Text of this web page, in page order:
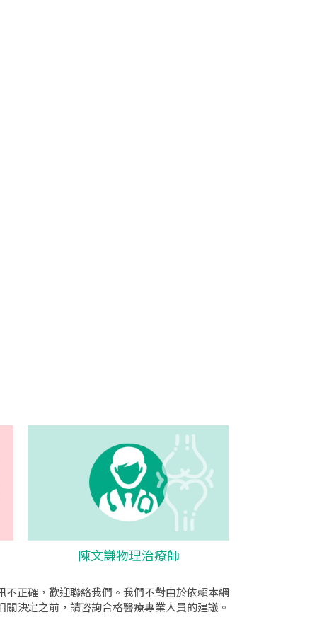
陳文謙物理治療師
正確，歡迎聯絡我們。我們不對由於依賴本網
決定之前，請咨詢合格醫療專業人員的建議。